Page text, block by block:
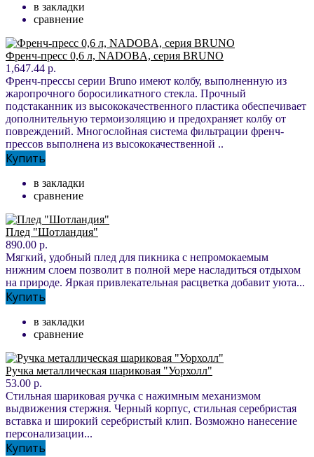
в закладки
сравнение
Френч-пресс 0,6 л, NADOBA, серия BRUNO
1,647.44 р.
Френч-прессы серии Bruno имеют колбу, выполненную из
жаропрочного боросиликатного стекла. Прочный
подстаканник из высококачественного пластика обеспечивает
дополнительную термоизоляцию и предохраняет колбу от
повреждений. Многослойная система фильтрации френч-
прессов выполнена из высококачественной ..
Купить
в закладки
сравнение
Плед "Шотландия"
890.00 р.
Мягкий, удобный плед для пикника с непромокаемым
нижним слоем позволит в полной мере насладиться отдыхом
на природе. Яркая привлекательная расцветка добавит уюта...
Купить
в закладки
сравнение
Ручка металлическая шариковая "Уорхолл"
53.00 р.
Стильная шариковая ручка с нажимным механизмом
выдвижения стержня. Черный корпус, стильная серебристая
вставка и широкий серебристый клип. Возможно нанесение
персонализации...
Купить